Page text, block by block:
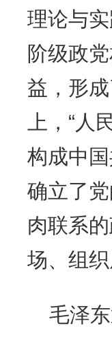
理论与
阶级政
益，形
上，“
构成中
确立了
肉联系
场、组
毛泽